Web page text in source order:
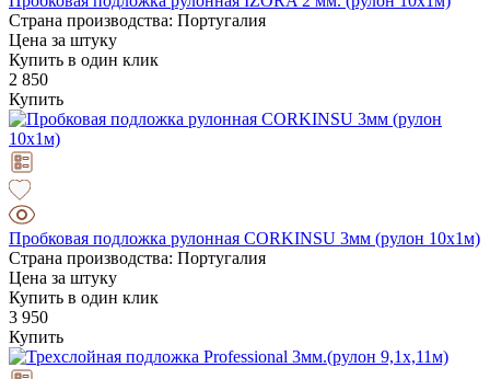
Страна производства: Португалия
Цена за штуку
Купить в один клик
2 850
Купить
Пробковая подложка рулонная CORKINSU 3мм (рулон 10х1м)
Страна производства: Португалия
Цена за штуку
Купить в один клик
3 950
Купить